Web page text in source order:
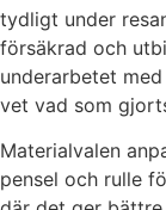
tydligt under
försäkrad och
underarbetet
vet vad som
Materialvalen
pensel och rulle